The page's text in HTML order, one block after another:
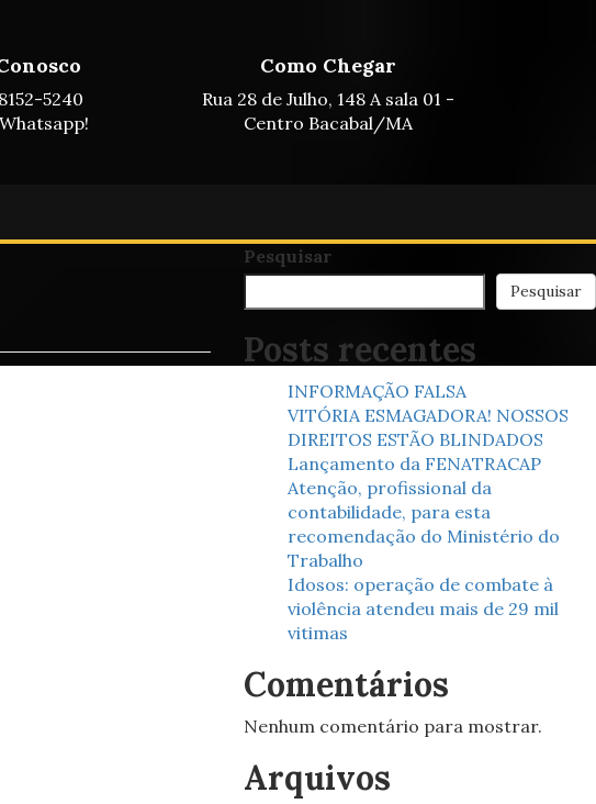
5240
Como Chegar
Rua 28 de Julho, 148 A sala 01 -
Centro Bacabal/MA
Pesquisar
Pesquisar
Posts recentes
INFORMAÇÃO FALSA
VITÓRIA ESMAGADORA! NOSSOS
DIREITOS ESTÃO BLINDADOS
Lançamento da FENATRACAP
Atenção, profissional da
contabilidade, para esta
recomendação do Ministério do
Trabalho
Idosos: operação de combate à
violência atendeu mais de 29 mil
vitimas
Comentários
Nenhum comentário para mostrar.
Arquivos